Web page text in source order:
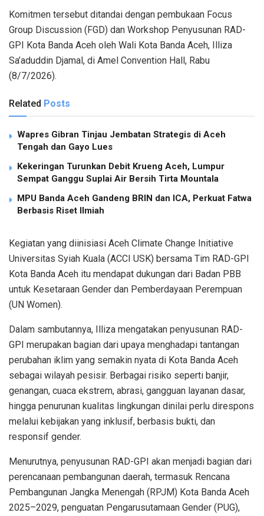
Komitmen tersebut ditandai dengan pembukaan Focus
Group Discussion (FGD) dan Workshop Penyusunan RAD-
GPI Kota Banda Aceh oleh Wali Kota Banda Aceh, Illiza
Sa’aduddin Djamal, di Amel Convention Hall, Rabu
(8/7/2026).
Related Posts
Wapres Gibran Tinjau Jembatan Strategis di Aceh
Tengah dan Gayo Lues
Kekeringan Turunkan Debit Krueng Aceh, Lumpur
Sempat Ganggu Suplai Air Bersih Tirta Mountala
MPU Banda Aceh Gandeng BRIN dan ICA, Perkuat Fatwa
Berbasis Riset Ilmiah
Kegiatan yang diinisiasi Aceh Climate Change Initiative
Universitas Syiah Kuala (ACCI USK) bersama Tim RAD-GPI
Kota Banda Aceh itu mendapat dukungan dari Badan PBB
untuk Kesetaraan Gender dan Pemberdayaan Perempuan
(UN Women).
Dalam sambutannya, Illiza mengatakan penyusunan RAD-
GPI merupakan bagian dari upaya menghadapi tantangan
perubahan iklim yang semakin nyata di Kota Banda Aceh
sebagai wilayah pesisir. Berbagai risiko seperti banjir,
genangan, cuaca ekstrem, abrasi, gangguan layanan dasar,
hingga penurunan kualitas lingkungan dinilai perlu direspons
melalui kebijakan yang inklusif, berbasis bukti, dan
responsif gender.
Menurutnya, penyusunan RAD-GPI akan menjadi bagian dari
perencanaan pembangunan daerah, termasuk Rencana
Pembangunan Jangka Menengah (RPJM) Kota Banda Aceh
2025–2029, penguatan Pengarusutamaan Gender (PUG),